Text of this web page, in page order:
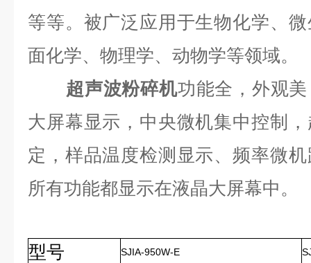
等等。被广泛应用于生物化学、
面化学、物理学、动物学等领域。
超声波粉碎机功能全，外观
大屏幕显示，中央微机集中控制
定，样品温度检测显示、频率微
所有功能都显示在液晶大屏幕中。
型号 SJIA-950W-E